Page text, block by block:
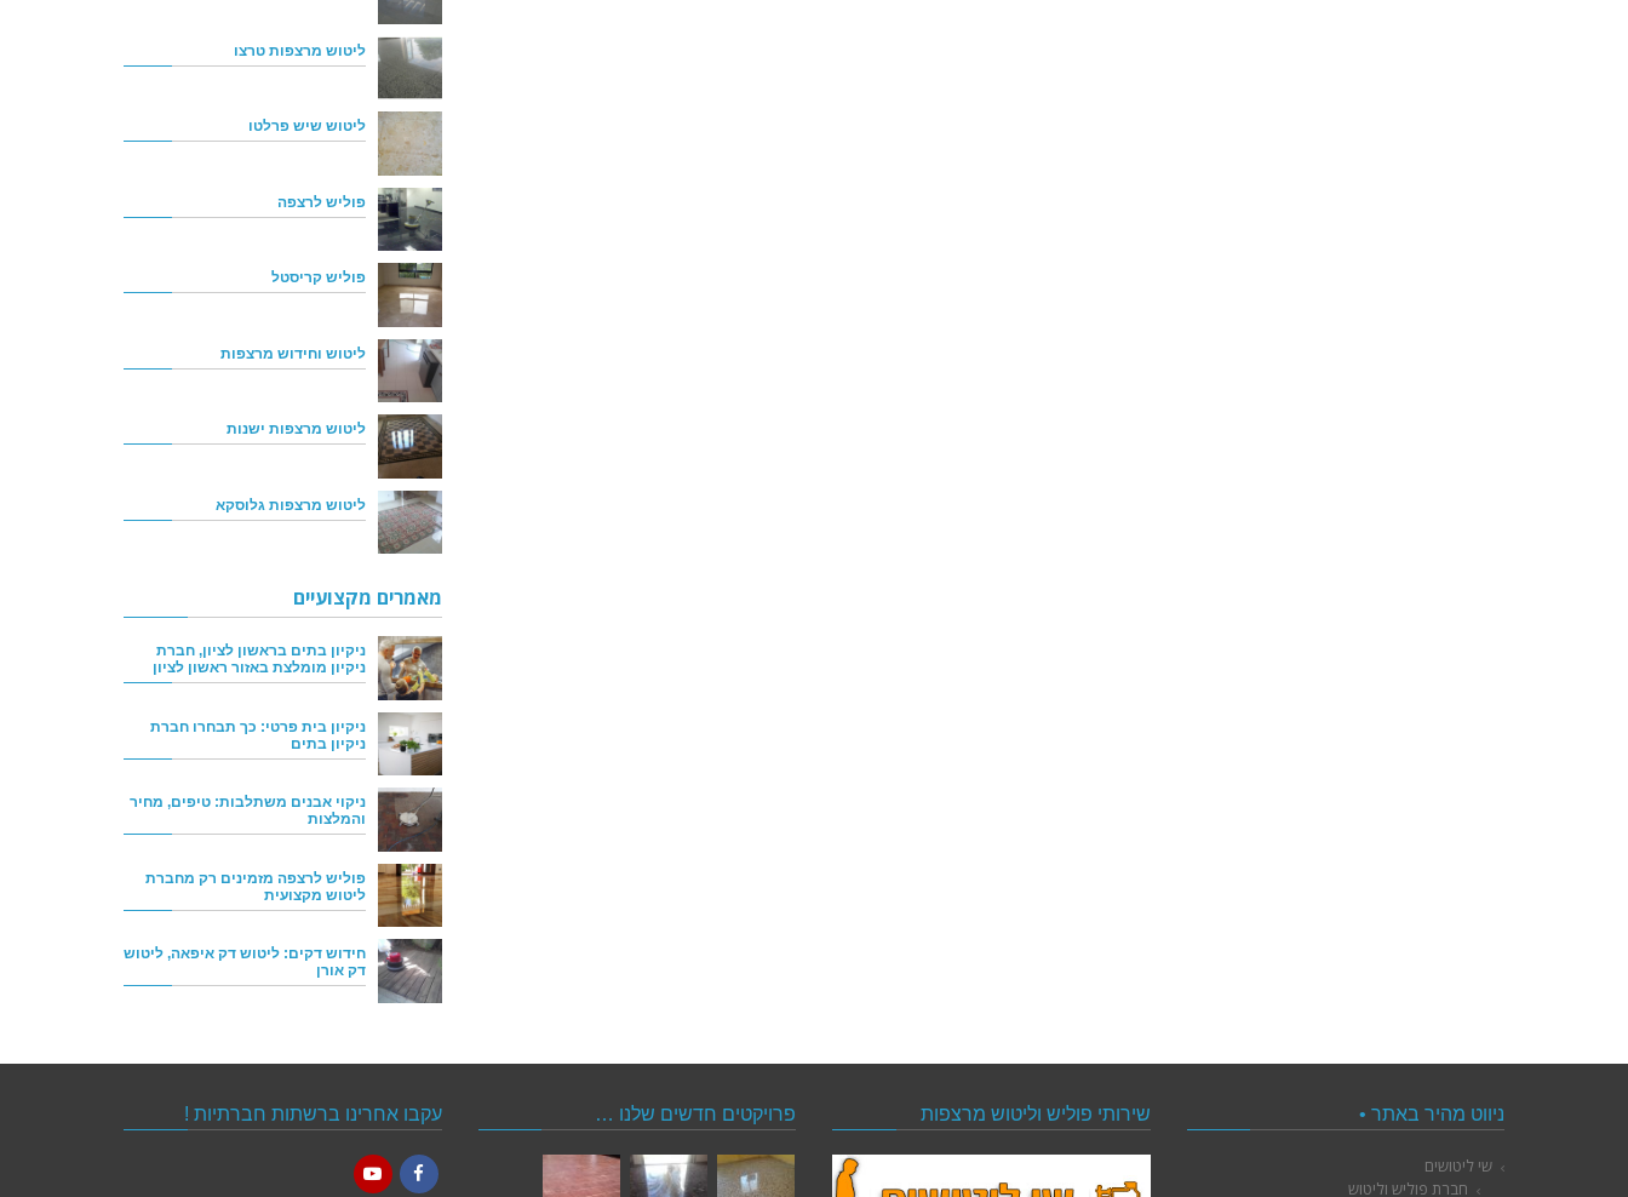
ליטוש מרצפות טרצו
ליטוש שיש פרלטו
פוליש לרצפה
פוליש קריסטל
ליטוש וחידוש מרצפות
ליטוש מרצפות ישנות
ליטוש מרצפות גלוסקא
מאמרים מקצועיים
ניקיון בתים בראשון לציון, חברת
ניקיון מומלצת באזור ראשון לציון
ניקיון בית פרטי: כך תבחרו חברת
ניקיון בתים
ניקוי אבנים משתלבות: טיפים, מחיר
והמלצות
פוליש לרצפה מזמינים רק מחברת
ליטוש מקצועית
חידוש דקים: ליטוש דק איפאה, ליטוש
דק אורן
ניווט מהיר באתר •
שי ליטושים
חברת פוליש וליטוש
שירותי פוליש וליטוש מרצפות פרויקטים חדשים שלנו … עקבו אחרינו ברשתות חברתיות !